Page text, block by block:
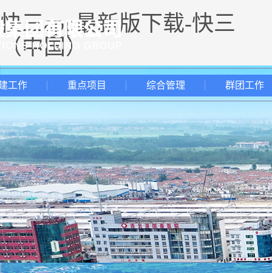
快三app最新版下载-快三
（中国）
工作 重点项目 综合管理 群团工作